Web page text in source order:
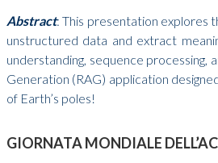
Abstract: This presentation explores
unstructured data and extract
understanding, sequence
Generation (RAG) application
of Earth’s poles!
GIORNATA MONDIALE